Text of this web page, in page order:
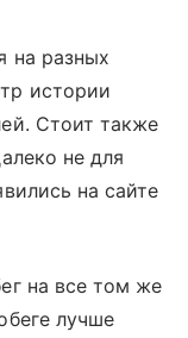
на разных
истории
Стоит также
не для
на сайте
на все том же
лучше